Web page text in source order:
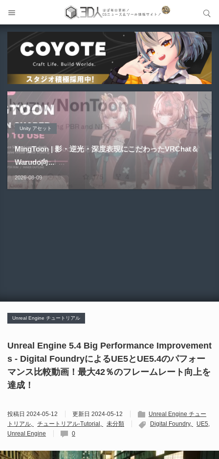
製品＆ハードウェア-Product&Hardware
QIDI Plus5 | 320mm角の大型造形＆65℃チャンバー加熱
に対応した...
2026-08-10
Unity アセット
NonToon - lilToon開発者による新たなキャラクター向け
シェーダー！...
2026-08-09
Unity アセット
MingToon | 影・逆光・深度表現にこだわったVRChat＆
Warudo向...
2026-08-09
Blender アドオン
FreePencil2 | 榊正宗氏による輪郭線描画Blenderアドオ
ンの新バ...
2026-08-09
メイキング
GPT-Live × UE5 VR | 会話して触れて反応するAIキャラク
ター！...
2026-08-09
Unreal Engine チュートリアル
Unreal Engine 5.4 Big Performance Improvement
s - Digital FoundryによるUE5とUE5.4のパフォー
マンス比較動画！最大42％のフレームレート向上を
達成！
投稿日 2024-05-12 更新日 2024-05-12
Unreal Engine チュー
トリアル
チュートリアル-Tutorial 未分類 Digital Foundry
UE5
Unreal Engine
0
サイト内検索